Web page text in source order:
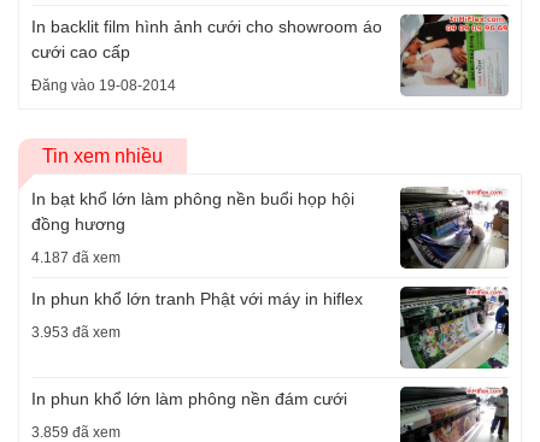
In backlit film hình ảnh cưới cho showroom áo
cưới cao cấp
Đăng vào 19-08-2014
Tin xem nhiều
In bạt khổ lớn làm phông nền buổi họp hội
đồng hương
4.187 đã xem
In phun khổ lớn tranh Phật với máy in hiflex
3.953 đã xem
In phun khổ lớn làm phông nền đám cưới
3.859 đã xem